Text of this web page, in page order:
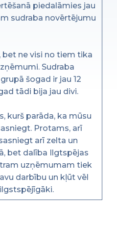
piedalāmies jau
sudraba novērtējumu
ne visi no tiem tika
Sudraba
šogad ir jau 12
tādi bija jau divi.
kurš parāda, ka mūsu
Protams, arī
arī zelta un
bet dalība Ilgtspējas
uzņēmumam tiek
darbību un kļūt vēl